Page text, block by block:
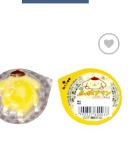
ønskeliste